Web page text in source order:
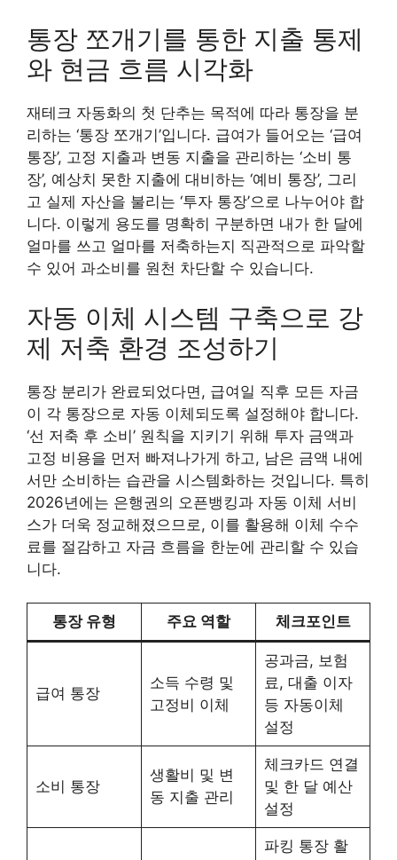
통장 쪼개기를 통한 지출 통제
와 현금 흐름 시각화
재테크 자동화의 첫 단추는 목적에 따라 통장을 분
리하는 ‘통장 쪼개기’입니다. 급여가 들어오는 ‘급여
통장’, 고정 지출과 변동 지출을 관리하는 ‘소비 통
장’, 예상치 못한 지출에 대비하는 ‘예비 통장’, 그리
고 실제 자산을 불리는 ‘투자 통장’으로 나누어야 합
니다. 이렇게 용도를 명확히 구분하면 내가 한 달에
얼마를 쓰고 얼마를 저축하는지 직관적으로 파악할
수 있어 과소비를 원천 차단할 수 있습니다.
자동 이체 시스템 구축으로 강
제 저축 환경 조성하기
통장 분리가 완료되었다면, 급여일 직후 모든 자금
이 각 통장으로 자동 이체되도록 설정해야 합니다.
‘선 저축 후 소비’ 원칙을 지키기 위해 투자 금액과
고정 비용을 먼저 빠져나가게 하고, 남은 금액 내에
서만 소비하는 습관을 시스템화하는 것입니다. 특히
2026년에는 은행권의 오픈뱅킹과 자동 이체 서비
스가 더욱 정교해졌으므로, 이를 활용해 이체 수수
료를 절감하고 자금 흐름을 한눈에 관리할 수 있습
니다.
통장 유형 주요 역할 체크포인트
급여 통장
소득 수령 및
고정비 이체
공과금, 보험
료, 대출 이자
등 자동이체
설정
소비 통장
생활비 및 변
동 지출 관리
체크카드 연결
및 한 달 예산
설정
파킹 통장 활